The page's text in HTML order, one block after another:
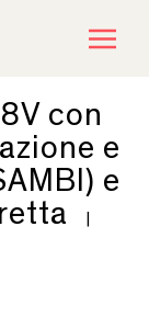
con
e
e